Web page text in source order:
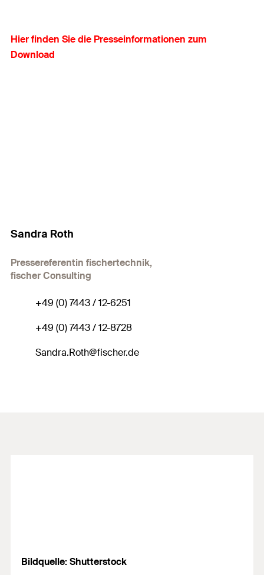
Hier finden Sie die Presseinformationen zum
Download
Sandra Roth
Pressereferentin fischertechnik,
fischer Consulting
+49 (0) 7443 / 12-6251
+49 (0) 7443 / 12-8728
Sandra.Roth@fischer.de
Bildquelle: Shutterstock